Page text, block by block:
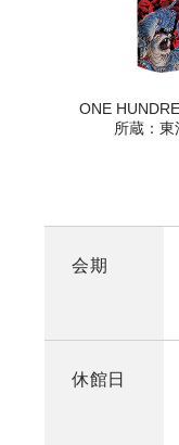
ONE
所蔵：
会期
休館日